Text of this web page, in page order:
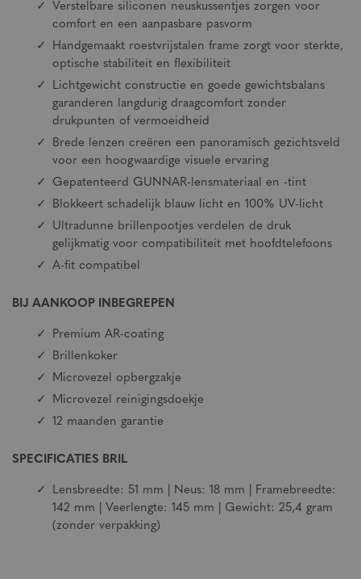
Verstelbare siliconen neuskussentjes zorgen voor
comfort en een aanpasbare pasvorm
Handgemaakt roestvrijstalen frame zorgt voor sterkte,
optische stabiliteit en flexibiliteit
Lichtgewicht constructie en goede gewichtsbalans
garanderen langdurig draagcomfort zonder
drukpunten of vermoeidheid
Brede lenzen creëren een panoramisch gezichtsveld
voor een hoogwaardige visuele ervaring
Gepatenteerd GUNNAR-lensmateriaal en -tint
Blokkeert schadelijk blauw licht en 100% UV-licht
Ultradunne brillenpootjes verdelen de druk
gelijkmatig voor compatibiliteit met hoofdtelefoons
A-fit compatibel
BIJ AANKOOP INBEGREPEN
Premium AR-coating
Brillenkoker
Microvezel opbergzakje
Microvezel reinigingsdoekje
12 maanden garantie
SPECIFICATIES BRIL
Lensbreedte: 51 mm | Neus: 18 mm | Framebreedte:
142 mm | Veerlengte: 145 mm | Gewicht: 25,4 gram
(zonder verpakking)